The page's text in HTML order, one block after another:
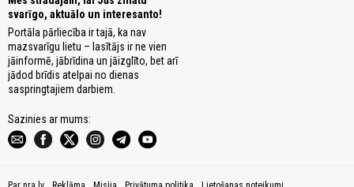
svarīgo, aktuālo un interesanto!
Portāla pārliecība ir tajā, ka nav
mazsvarīgu lietu – lasītājs ir ne vien
jāinformē, jābrīdina un jāizglīto, bet arī
jādod brīdis atelpai no dienas
saspringtajiem darbiem.
Sazinies ar mums: